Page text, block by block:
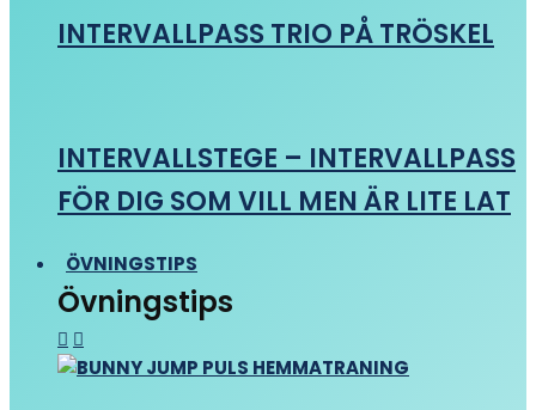
INTERVALLPASS TRIO PÅ TRÖSKEL
INTERVALLSTEGE – INTERVALLPASS
FÖR DIG SOM VILL MEN ÄR LITE LAT
ÖVNINGSTIPS
Övningstips